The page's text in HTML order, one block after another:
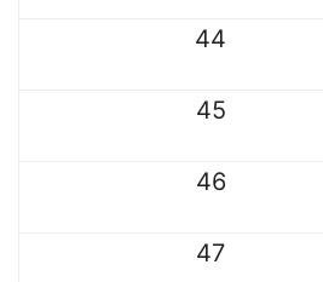
44
45
46
47